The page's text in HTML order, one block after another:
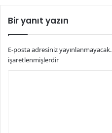
Bir yanıt yazın
E-posta adresiniz yayınlanmayacak.
işaretlenmişlerdir